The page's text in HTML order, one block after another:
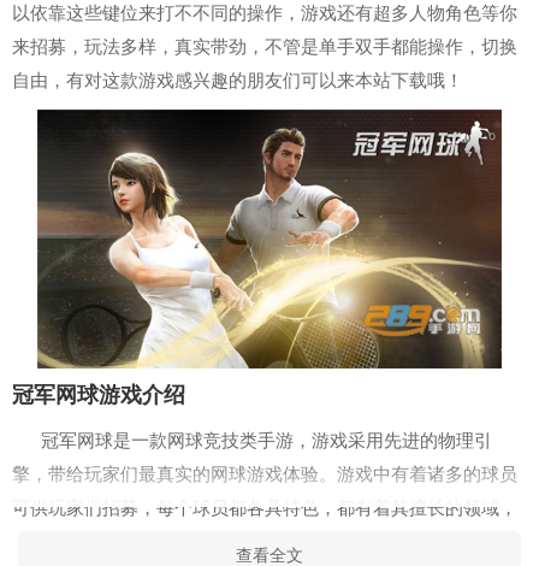
以依靠这些键位来打不不同的操作，游戏还有超多人物角色等你
来招募，玩法多样，真实带劲，不管是单手双手都能操作，切换
自由，有对这款游戏感兴趣的朋友们可以来本站下载哦！
冠军网球游戏介绍
冠军网球是一款网球竞技类手游，游戏采用先进的物理引
擎，带给玩家们最真实的网球游戏体验。游戏中有着诸多的球员
可供玩家们招募，每个球员都各具特色，都有着其擅长的领域，
查看全文